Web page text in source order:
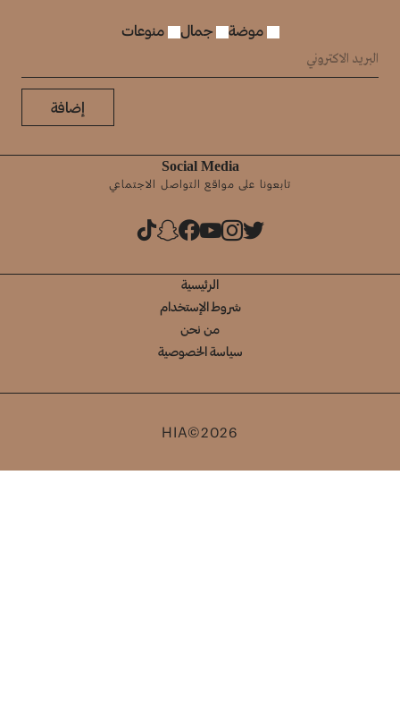
موضة جمال منوعات
إضافة
Social Media
تابعونا على مواقع التواصل الاجتماعي
الرئيسية
شروط الإستخدام
من نحن
سياسة الخصوصية
HIA©2026